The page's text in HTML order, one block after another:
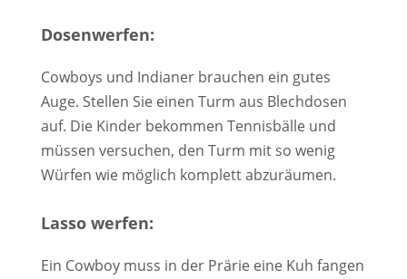
Dosenwerfen:
Cowboys und Indianer brauchen ein gutes
Auge. Stellen Sie einen Turm aus Blechdosen
auf. Die Kinder bekommen Tennisbälle und
müssen versuchen, den Turm mit so wenig
Würfen wie möglich komplett abzuräumen.
Lasso werfen:
Ein Cowboy muss in der Prärie eine Kuh fangen